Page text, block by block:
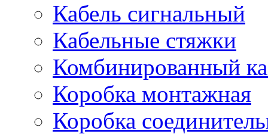
Кабель сигнальный
Кабельные стяжки
Комбинированный
Коробка монтажная
Коробка